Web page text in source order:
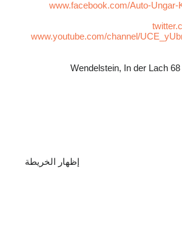
www.facebook.com/Auto-Ungar-
www.youtube.com/channel/
إظهار الخريطة